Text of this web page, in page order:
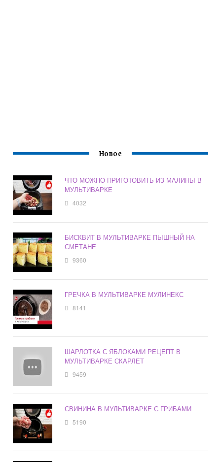
Новое
ЧТО МОЖНО ПРИГОТОВИТЬ ИЗ МАЛИНЫ В
МУЛЬТИВАРКЕ
4032
БИСКВИТ В МУЛЬТИВАРКЕ ПЫШНЫЙ НА
СМЕТАНЕ
9360
ГРЕЧКА В МУЛЬТИВАРКЕ МУЛИНЕКС
8141
ШАРЛОТКА С ЯБЛОКАМИ РЕЦЕПТ В
МУЛЬТИВАРКЕ СКАРЛЕТ
9459
СВИНИНА В МУЛЬТИВАРКЕ С ГРИБАМИ
5190